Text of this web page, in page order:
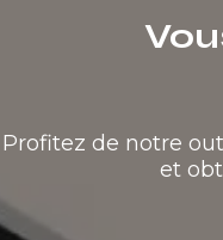
Profitez de notre
et